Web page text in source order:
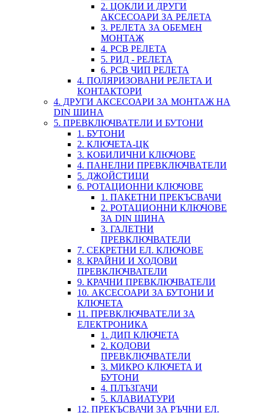
2. ЦОКЛИ И ДРУГИ
АКСЕСОАРИ ЗА РЕЛЕТА
3. РЕЛЕТА ЗА ОБЕМЕН
МОНТАЖ
4. PCB РЕЛЕТА
5. РИД - РЕЛЕТА
6. PCB ЧИП РЕЛЕТА
4. ПОЛЯРИЗОВАНИ РЕЛЕТА И
КОНТАКТОРИ
4. ДРУГИ АКСЕСОАРИ ЗА МОНТАЖ НА
DIN ШИНА
5. ПРЕВКЛЮЧВАТЕЛИ И БУТОНИ
1. БУТОНИ
2. КЛЮЧЕТА-ЦК
3. КОБИЛИЧНИ КЛЮЧОВЕ
4. ПАНЕЛНИ ПРЕВКЛЮЧВАТЕЛИ
5. ДЖОЙСТИЦИ
6. РОТАЦИОННИ КЛЮЧОВЕ
1. ПАКЕТНИ ПРЕКЪСВАЧИ
2. РОТАЦИОННИ КЛЮЧОВЕ
ЗА DIN ШИНА
3. ГАЛЕТНИ
ПРЕВКЛЮЧВАТЕЛИ
7. СЕКРЕТНИ ЕЛ. КЛЮЧОВЕ
8. КРАЙНИ И ХОДОВИ
ПРЕВКЛЮЧВАТЕЛИ
9. КРАЧНИ ПРЕВКЛЮЧВАТЕЛИ
10. АКСЕСОАРИ ЗА БУТОНИ И
КЛЮЧЕТА
11. ПРЕВКЛЮЧВАТЕЛИ ЗА
ЕЛЕКТРОНИКА
1. ДИП КЛЮЧЕТА
2. КОДОВИ
ПРЕВКЛЮЧВАТЕЛИ
3. МИКРО КЛЮЧЕТА И
БУТОНИ
4. ПЛЪЗГАЧИ
5. КЛАВИАТУРИ
12. ПРЕКЪСВАЧИ ЗА РЪЧНИ ЕЛ.